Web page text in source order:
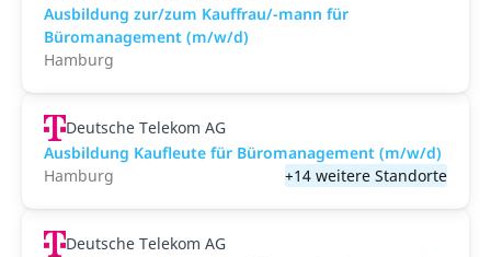
Ausbildung zur/zum Kauffrau/-mann für
Büromanagement (m/w/d)
Hamburg
Deutsche Telekom AG
Ausbildung Kaufleute für Büromanagement (m/w/d)
Hamburg
+14 weitere Standorte
Deutsche Telekom AG